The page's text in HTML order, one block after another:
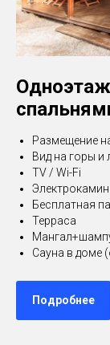
Размещение
Вид на горы и
TV / Wi-Fi
Электрокамин
Бесплатная
Терраса
Сауна в доме
Подробнее